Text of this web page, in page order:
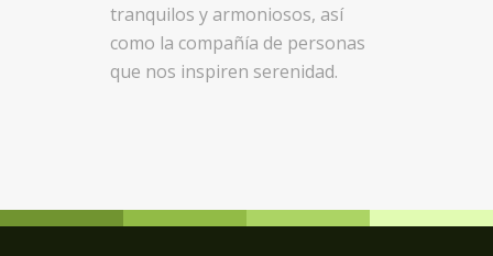
tranquilos y armoniosos, así
como la compañía de personas
que nos inspiren serenidad.